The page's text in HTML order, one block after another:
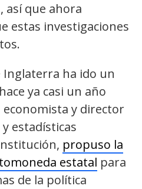
así que ahora
estas investigaciones
Inglaterra ha ido un
ya casi un año
y director
estadísticas
propuso la
estatal para
de la política